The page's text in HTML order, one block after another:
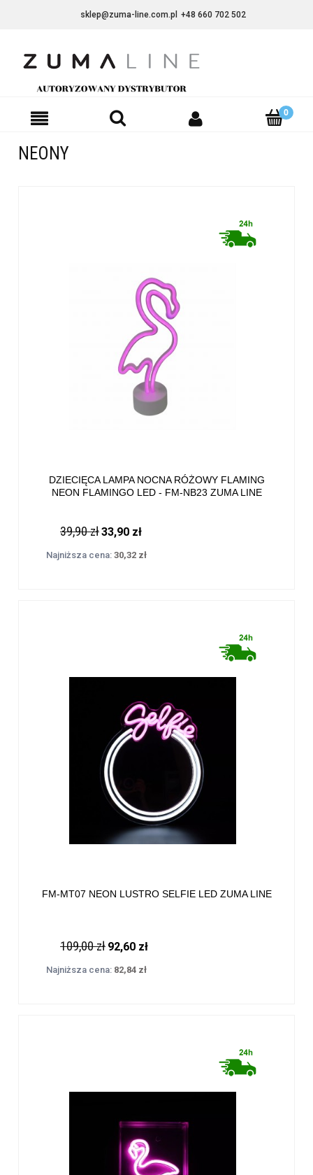
sklep@zuma-line.com.pl +48 660 702 502
NEONY
DZIECIĘCA LAMPA NOCNA RÓŻOWY FLAMING
NEON FLAMINGO LED - FM-NB23 ZUMA LINE
39,90 zł33,90 zł
Najniższa cena: 30,32 zł
FM-MT07 NEON LUSTRO SELFIE LED ZUMA LINE
109,00 zł 92,60 zł
Najniższa cena: 82,84 zł